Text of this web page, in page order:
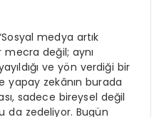
medya artık
mecra değil; aynı
ve yön verdiği bir
yapay zekânın burada
sadece bireysel değil
da zedeliyor. Bugün